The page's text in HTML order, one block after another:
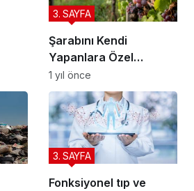
Şarabını Kendi
Yapanlara Özel
Tavsiyeler
3. SAYFA
1 yıl önce
Fonksiyonel tıp ve
3. SAYFA